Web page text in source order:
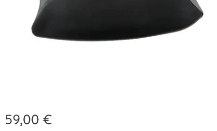
59,00 €